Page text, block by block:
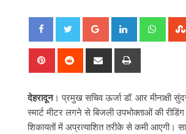
Google+ LinkedIn
Pinterest Reddit
Share
देहरादून। प्रमुख सचिव ऊर्जा डॉ. आर मीनाक्षी
स्मार्ट मीटर लगने से बिजली उपभोक्ताओं की रीडिंग
शिकायतों में अप्रत्याशित तरीके से कमी आएगी।